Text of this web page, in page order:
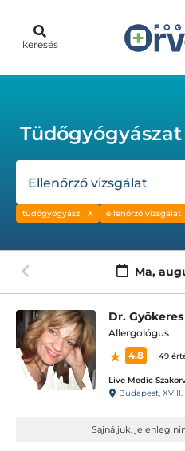
keresés
Tüdőgyógyászat
Ellenőrző vizsgálat
tüdőgyógyász ellenőrző vizsgálat
Ma,
Dr.
Allergológus
4.8
49
Live Medic
Budapest,
Sajnáljuk, jelenleg